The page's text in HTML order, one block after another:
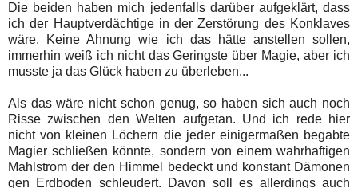
Die beiden haben mich jedenfalls darüber aufgeklärt, dass
ich der Hauptverdächtige in der Zerstörung des Konklaves
wäre. Keine Ahnung wie ich das hätte anstellen sollen,
immerhin weiß ich nicht das Geringste über Magie, aber ich
musste ja das Glück haben zu überleben...
Als das wäre nicht schon genug, so haben sich auch noch
Risse zwischen den Welten aufgetan. Und ich rede hier
nicht von kleinen Löchern die jeder einigermaßen begabte
Magier schließen könnte, sondern von einem wahrhaftigen
Mahlstrom der den Himmel bedeckt und konstant Dämonen
gen Erdboden schleudert. Davon soll es allerdings auch